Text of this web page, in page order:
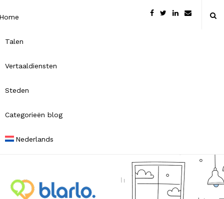
Talen
Vertaaldiensten
Steden
Categorieën blog
Nederlands
B